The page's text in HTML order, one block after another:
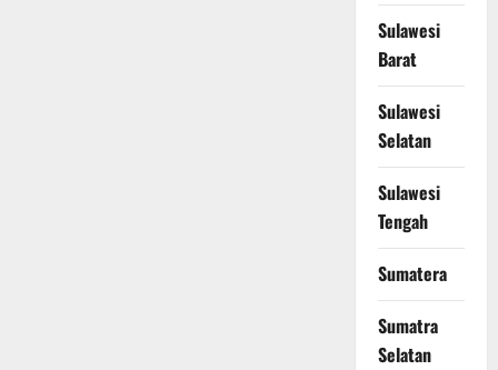
Sulawesi
Barat
Sulawesi
Selatan
Sulawesi
Tengah
Sumatera
Sumatra
Selatan